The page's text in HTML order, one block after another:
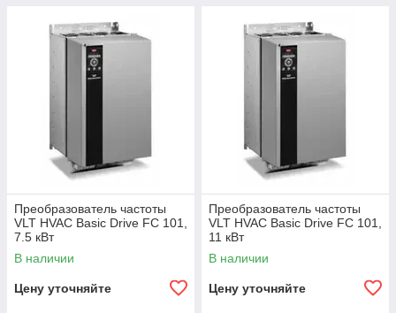
Преобразователь частоты
VLT HVAC Basic Drive FC 101,
7.5 кВт
В наличии
Цену уточняйте
Преобразователь частоты
VLT HVAC Basic Drive FC 101,
11 кВт
В наличии
Цену уточняйте